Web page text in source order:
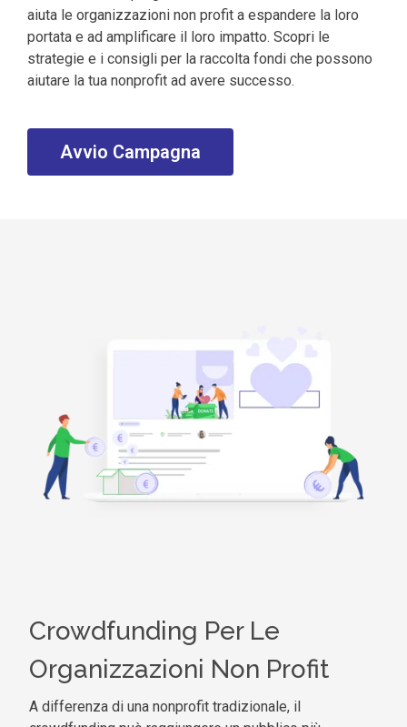
aiuta le organizzazioni non profit a espandere la loro
portata e ad amplificare il loro impatto. Scopri le
strategie e i consigli per la raccolta fondi che possono
aiutare la tua nonprofit ad avere successo.
Avvio Campagna
Crowdfunding Per Le
Organizzazioni Non Profit
A differenza di una nonprofit tradizionale, il